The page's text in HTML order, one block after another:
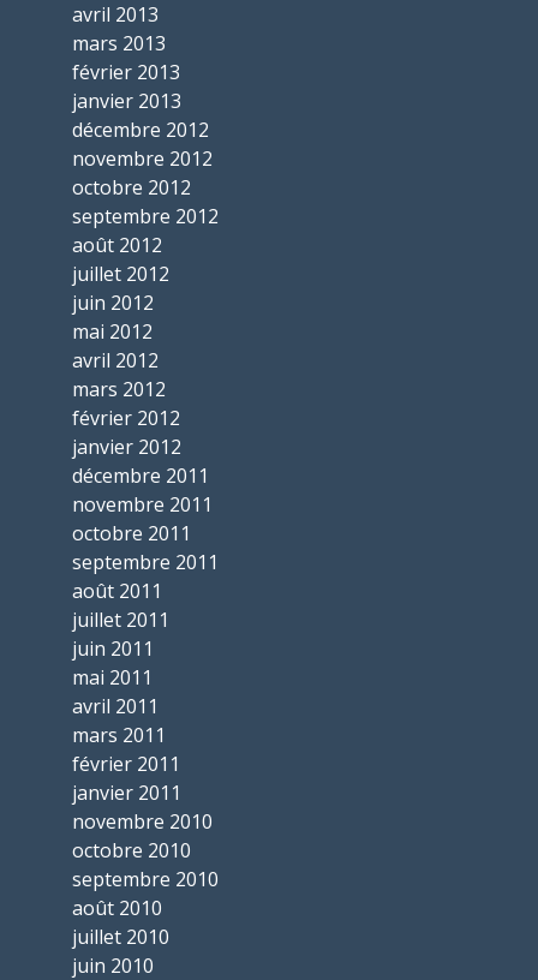
avril 2013
mars 2013
février 2013
janvier 2013
décembre 2012
novembre 2012
octobre 2012
septembre 2012
août 2012
juillet 2012
juin 2012
mai 2012
avril 2012
mars 2012
février 2012
janvier 2012
décembre 2011
novembre 2011
octobre 2011
septembre 2011
août 2011
juillet 2011
juin 2011
mai 2011
avril 2011
mars 2011
février 2011
janvier 2011
novembre 2010
octobre 2010
septembre 2010
août 2010
juillet 2010
juin 2010